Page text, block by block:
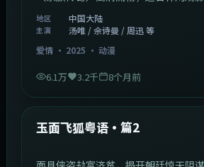
地区 中国大陆
主演
汤唯 / 佘诗曼 / 周迅 等
爱情· 2025 · 动漫
6.1万 3.2千 8个月前
最新
玉面飞狐粤语·篇2